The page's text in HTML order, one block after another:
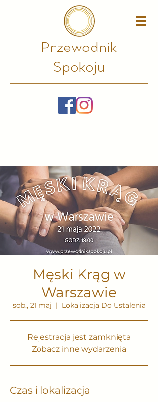
Przewodnik
Spokoju​
Męski Krąg w
Warszawie
sob., 21 maj
  |
Lokalizacja Do Ustalenia
Rejestracja jest zamknięta
Zobacz inne wydarzenia
Czas i lokalizacja